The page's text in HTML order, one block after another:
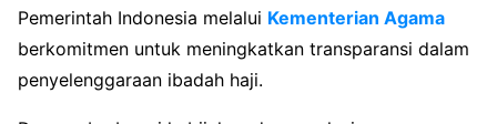
Pemerintah Indonesia melalui Kementerian Agama
berkomitmen untuk meningkatkan transparansi dalam
penyelenggaraan ibadah haji.